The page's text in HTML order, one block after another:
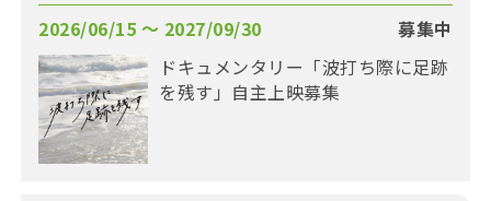
2026/06/15 〜 2027/09/30
募集中
ドキュメンタリー「波打ち際に足跡
を残す」自主上映募集